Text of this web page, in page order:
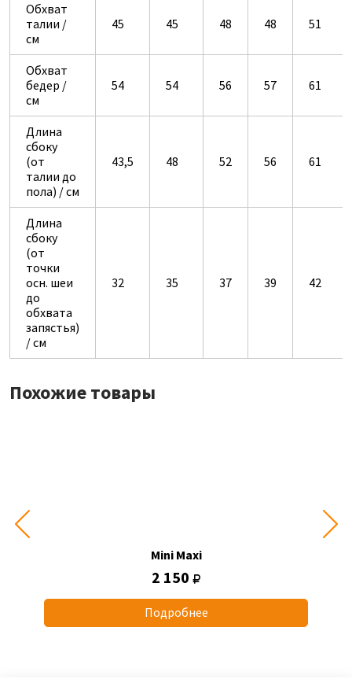
Обхват
талии /
см
45 45 48 48 51
Обхват
бедер /
см
54 54 56 57 61
Длина
сбоку
(от
талии до
пола) / см
43,5 48 52 56 61
Длина
сбоку
(от
точки
осн. шеи
до
обхвата
запястья)
/ см
32 35 37 39 42
Похожие товары
Mini Maxi
2 150
Подробнее